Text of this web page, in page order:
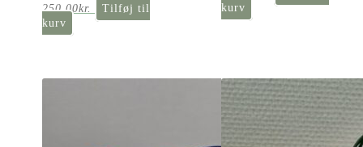
250,00kr.
Tilføj til
kurv
kurv